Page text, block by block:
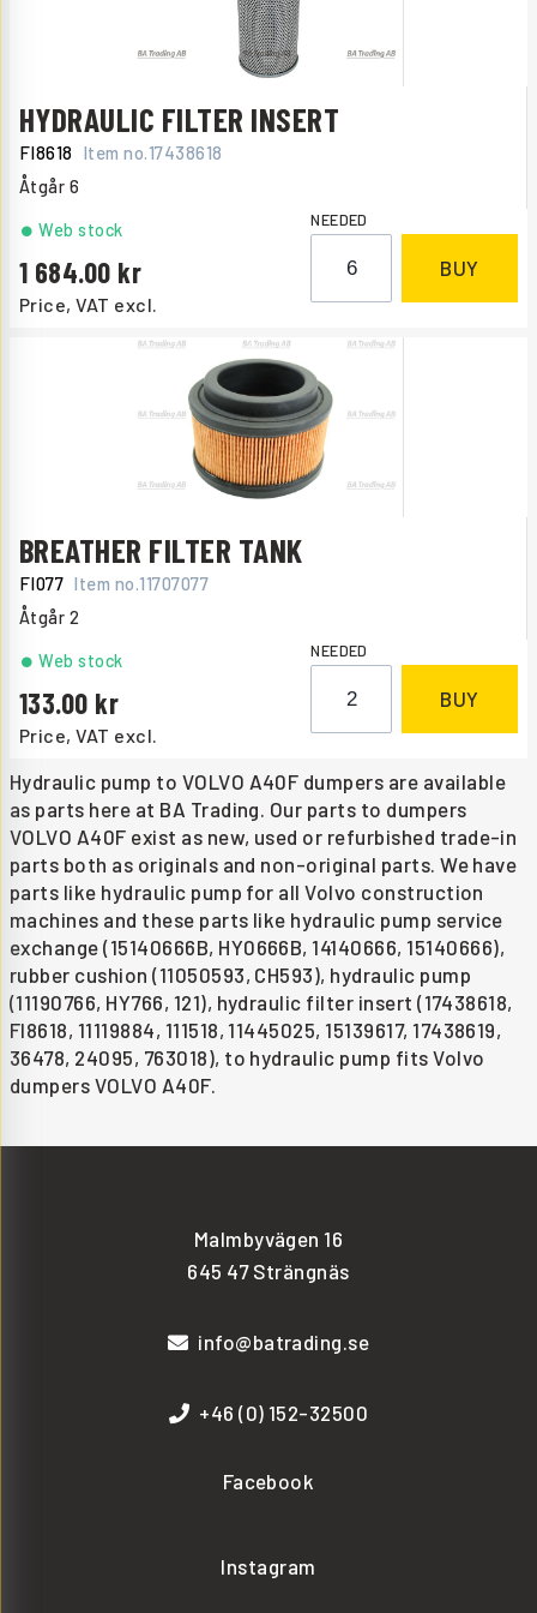
HYDRAULIC FILTER INSERT
FI8618 Item no.17438618
Åtgår 6
Price, VAT excl.
1 684.00
Web stock NEEDED
BUY
BREATHER FILTER TANK
FI077 Item no.11707077
Åtgår 2
Price, VAT excl.
133.00
Web stock NEEDED
BUY
Hydraulic pump to VOLVO A40F dumpers are available
as parts here at BA Trading. Our parts to dumpers
VOLVO A40F exist as new, used or refurbished trade-in
parts both as originals and non-original parts. We have
parts like hydraulic pump for all Volvo construction
machines and these parts like hydraulic pump service
exchange (15140666B, HY0666B, 14140666, 15140666),
rubber cushion (11050593, CH593), hydraulic pump
(11190766, HY766, 121), hydraulic filter insert (17438618,
FI8618, 11119884, 111518, 11445025, 15139617, 17438619,
36478, 24095, 763018), to hydraulic pump fits Volvo
dumpers VOLVO A40F.
Malmbyvägen 16
645 47 Strängnäs
info@batrading.se
+46 (0) 152-32500
Facebook
Instagram